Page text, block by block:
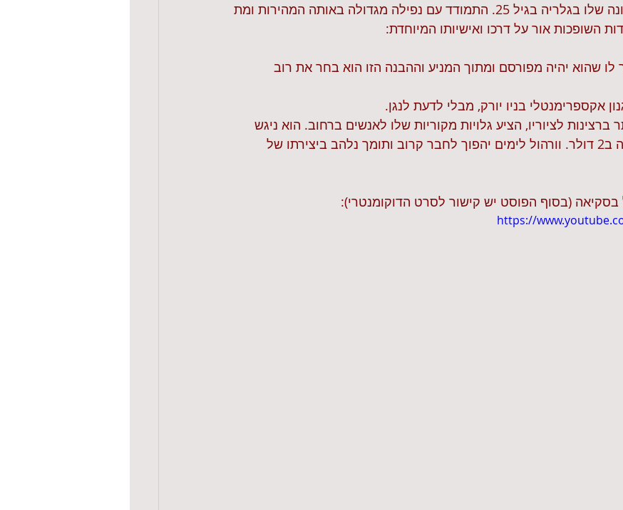
למיליונר בתערוכה הראשונה שלו בגלריה בגיל 25. התמודד עם נפילה מגדולה באותה המהירות ומת
לו שהוא יהיה מפורסם ומתוך המניע וההבנה הזו הוא בחר את רוב
ברצינות לציוריו, הציע גלויות מקוריות שלו לאנשים ברחוב. הוא ניגש
לאנדי וורהול ומכר לו גלויה ב2 דולר. וורהול לימים יהפוך לחבר קרוב ותומך נלהב ביצירתו של
בסקיאה (בסוף הפוסט יש קישור לסרט הדוקומנטרי):
https://